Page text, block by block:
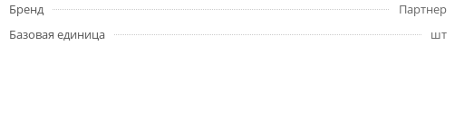
Бренд
Партнер
Базовая единица
шт